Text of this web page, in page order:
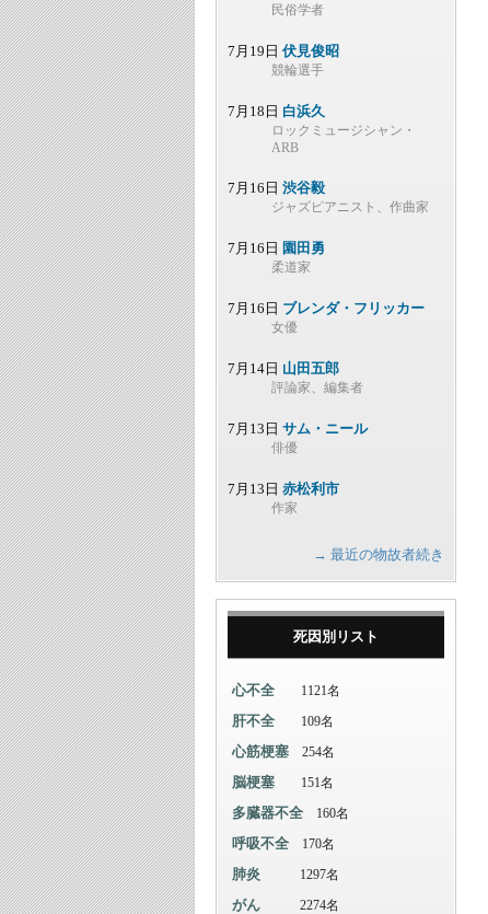
民俗学者
7月19日 伏見俊昭
競輪選手
7月18日 白浜久
ロックミュージシャン・
ARB
7月16日 渋谷毅
ジャズピアニスト、作曲家
7月16日 園田勇
柔道家
7月16日 ブレンダ・フリッカー
女優
7月14日 山田五郎
評論家、編集者
7月13日 サム・ニール
俳優
7月13日 赤松利市
作家
→ 最近の物故者続き
死因別リスト
心不全 1121名
肝不全 109名
心筋梗塞 254名
脳梗塞 151名
多臓器不全 160名
呼吸不全 170名
肺炎 1297名
がん 2274名